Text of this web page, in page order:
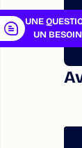
UNE
UN